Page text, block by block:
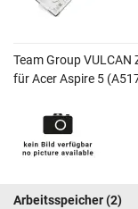
Team Group VULCAN
für Acer Aspire 5
Arbeitsspeicher(2)